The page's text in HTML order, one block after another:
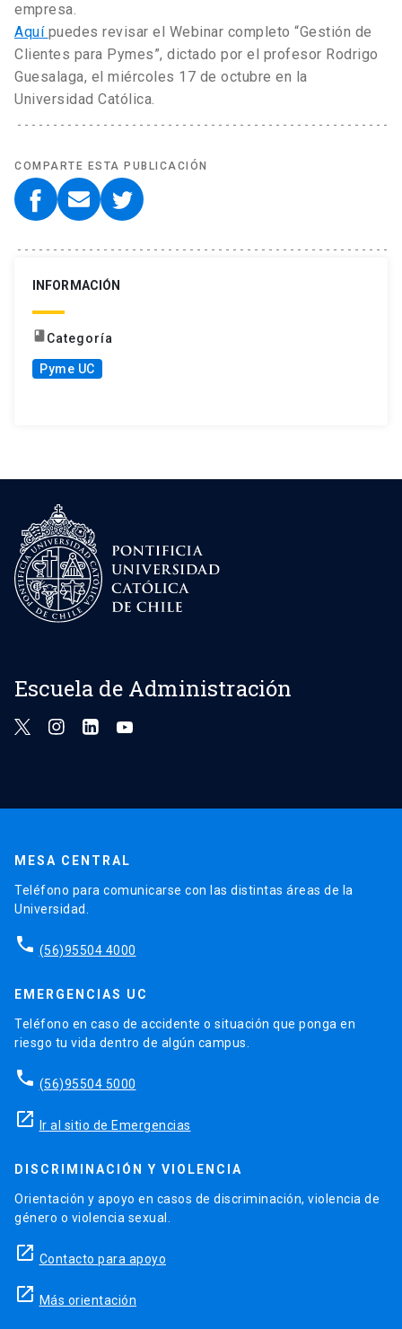
empresa.
Aquí puedes revisar el Webinar completo “Gestión de
Clientes para Pymes”, dictado por el profesor Rodrigo
Guesalaga, el miércoles 17 de octubre en la
Universidad Católica.
COMPARTE ESTA PUBLICACIÓN
INFORMACIÓN
book Categoría
Pyme UC
Escuela de Administración
MESA CENTRAL
Teléfono para comunicarse con las distintas áreas de la
Universidad.
phone (56)95504 4000
EMERGENCIAS UC
Teléfono en caso de accidente o situación que ponga en
riesgo tu vida dentro de algún campus.
phone (56)95504 5000
launch Ir al sitio de Emergencias
DISCRIMINACIÓN Y VIOLENCIA
Orientación y apoyo en casos de discriminación, violencia de
género o violencia sexual.
launch Contacto para apoyo
launch Más orientación